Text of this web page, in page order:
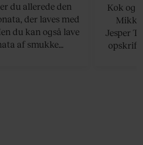
du allerede den
der laves med
du kan også lave
af smukke
Kok og
Jesper
opskrift